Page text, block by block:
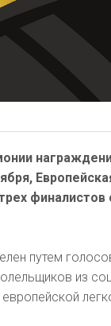
путем
из